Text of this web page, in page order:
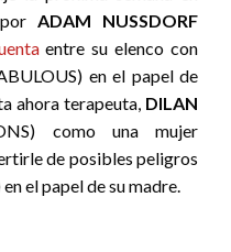
ADAM NUSSDORF
entre su elenco con
en el papel de
ahora terapeuta, DILAN
como una mujer
de posibles peligros
en el papel de su madre.